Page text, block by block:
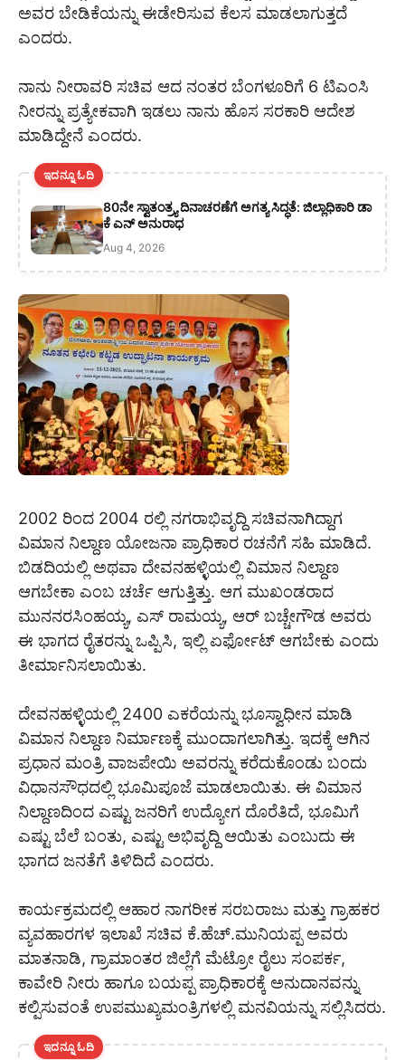
ಅವರ ಬೇಡಿಕೆಯನ್ನು ಈಡೇರಿಸುವ ಕೆಲಸ ಮಾಡಲಾಗುತ್ತದೆ
ಎಂದರು.
ನಾನು ನೀರಾವರಿ ಸಚಿವ ಆದ ನಂತರ ಬೆಂಗಳೂರಿಗೆ 6 ಟಿಎಂಸಿ
ನೀರನ್ನು ಪ್ರತ್ಯೇಕವಾಗಿ ಇಡಲು ನಾನು ಹೊಸ ಸರಕಾರಿ ಆದೇಶ
ಮಾಡಿದ್ದೇನೆ ಎಂದರು.
ಇದನ್ನೂ ಓದಿ
80ನೇ ಸ್ವಾತಂತ್ರ್ಯ ದಿನಾಚರಣೆಗೆ ಅಗತ್ಯ ಸಿದ್ಧತೆ: ಜಿಲ್ಲಾಧಿಕಾರಿ ಡಾ
ಕೆ ಎನ್ ಅನುರಾಧ
Aug 4, 2026
2002 ರಿಂದ 2004 ರಲ್ಲಿ ನಗರಾಭಿವೃದ್ದಿ ಸಚಿವನಾಗಿದ್ದಾಗ
ವಿಮಾನ ನಿಲ್ದಾಣ ಯೋಜನಾ ಪ್ರಾಧಿಕಾರ ರಚನೆಗೆ ಸಹಿ ಮಾಡಿದೆ.
ಬಿಡದಿಯಲ್ಲಿ ಅಥವಾ ದೇವನಹಳ್ಳಿಯಲ್ಲಿ ವಿಮಾನ ನಿಲ್ದಾಣ
ಆಗಬೇಕಾ ಎಂಬ ಚರ್ಚೆ ಆಗುತ್ತಿತ್ತು. ಆಗ ಮುಖಂಡರಾದ
ಮುನನರಸಿಂಹಯ್ಯ, ಎಸ್ ರಾಮಯ್ಯ, ಆರ್ ಬಚ್ಚೇಗೌಡ ಅವರು
ಈ ಭಾಗದ ರೈತರನ್ನು ಒಪ್ಪಿಸಿ, ಇಲ್ಲಿ ಏರ್ಫೋಟ್ ಆಗಬೇಕು ಎಂದು
ತೀರ್ಮಾನಿಸಲಾಯಿತು.
ದೇವನಹಳ್ಳಿಯಲ್ಲಿ 2400 ಎಕರೆಯನ್ನು ಭೂಸ್ವಾಧೀನ ಮಾಡಿ
ವಿಮಾನ ನಿಲ್ದಾಣ ನಿರ್ಮಾಣಕ್ಕೆ ಮುಂದಾಗಲಾಗಿತ್ತು. ಇದಕ್ಕೆ ಆಗಿನ
ಪ್ರಧಾನ ಮಂತ್ರಿ ವಾಜಪೇಯಿ ಅವರನ್ನು ಕರೆದುಕೊಂಡು ಬಂದು
ವಿಧಾನಸೌಧದಲ್ಲಿ ಭೂಮಿಪೂಜೆ ಮಾಡಲಾಯಿತು. ಈ ವಿಮಾನ
ನಿಲ್ದಾಣದಿಂದ ಎಷ್ಟು ಜನರಿಗೆ ಉದ್ಯೋಗ ದೊರೆತಿದೆ, ಭೂಮಿಗೆ
ಎಷ್ಟು ಬೆಲೆ ಬಂತು, ಎಷ್ಟು ಅಭಿವೃದ್ದಿ ಆಯಿತು ಎಂಬುದು ಈ
ಭಾಗದ ಜನತೆಗೆ ತಿಳಿದಿದೆ ಎಂದರು.
ಕಾರ್ಯಕ್ರಮದಲ್ಲಿ ಆಹಾರ ನಾಗರೀಕ ಸರಬರಾಜು ಮತ್ತು ಗ್ರಾಹಕರ
ವ್ಯವಹಾರಗಳ ಇಲಾಖೆ ಸಚಿವ ಕೆ.ಹೆಚ್.ಮುನಿಯಪ್ಪ ಅವರು
ಮಾತನಾಡಿ, ಗ್ರಾಮಾಂತರ ಜಿಲ್ಲೆಗೆ ಮೆಟ್ರೋ ರೈಲು ಸಂಪರ್ಕ,
ಕಾವೇರಿ ನೀರು ಹಾಗೂ ಬಯಪ್ಪ ಪ್ರಾಧಿಕಾರಕ್ಕೆ ಅನುದಾನವನ್ನು
ಕಲ್ಪಿಸುವಂತೆ ಉಪಮುಖ್ಯಮಂತ್ರಿಗಳಲ್ಲಿ ಮನವಿಯನ್ನು ಸಲ್ಲಿಸಿದರು.
ಇದನ್ನೂ ಓದಿ